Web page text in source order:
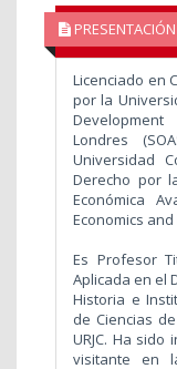
PRESENTACIÓN
Licenciado en
por la
Londres
Universidad
Derecho por
Económica
Economics
Es Profesor
Aplicada en el
Historia e
de Ciencias
URJC. Ha
visitante en